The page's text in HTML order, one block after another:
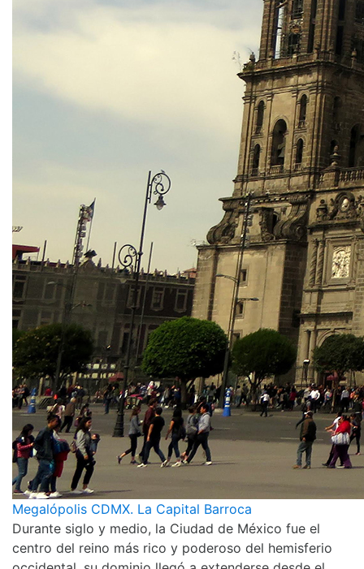
Megalópolis CDMX. La Capital Barroca
Durante siglo y medio, la Ciudad de México fue el
centro del reino más rico y poderoso del hemisferio